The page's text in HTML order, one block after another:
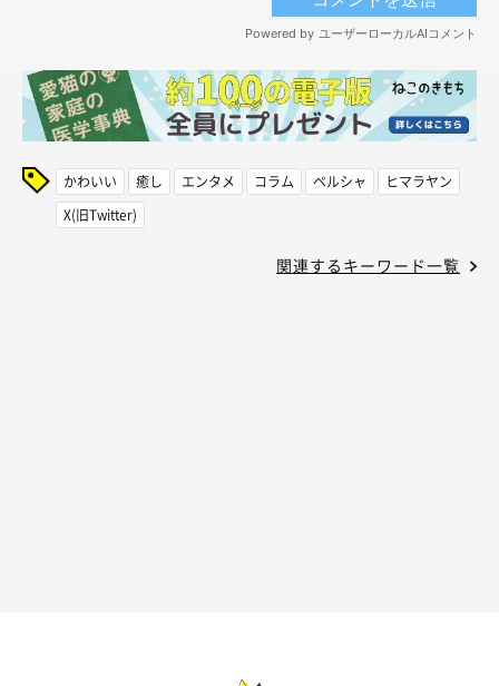
かわいい 癒し エンタメ コラム ペルシャ
ヒマラヤン
X(旧Twitter)
関連するキーワード一覧